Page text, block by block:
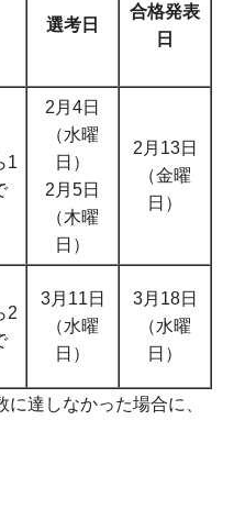
選考日
合格発表
日
1
2月4日
（水曜
日）
2月5日
（木曜
日）
2月13日
（金曜
日）
2
3月11日
（水曜
日）
3月18日
（水曜
日）
達しなかった場合に、